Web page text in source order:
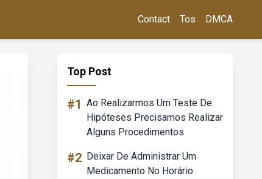
Contact Tos DMCA
Top Post
#1 Ao Realizarmos Um Teste De
Hipóteses Precisamos Realizar
Alguns Procedimentos
#2 Deixar De Administrar Um
Medicamento No Horário